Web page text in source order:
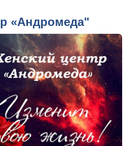
«Андромеда"